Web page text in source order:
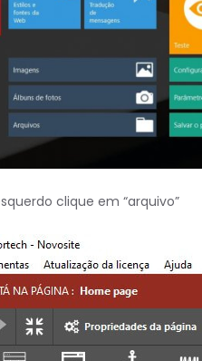
clique em “arquivo”